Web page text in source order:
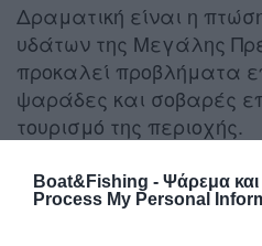
Boat&Fishing - Ψάρεμα
Process My Personal
Δραματική είναι η
υδάτων της Μεγάλης
προκαλεί προβλήματα
ψαράδες και σοβαρές
τουρισμό της περιοχής.
Όπως αναφέρει η
Δήμου Πρεσπών, Σοφία